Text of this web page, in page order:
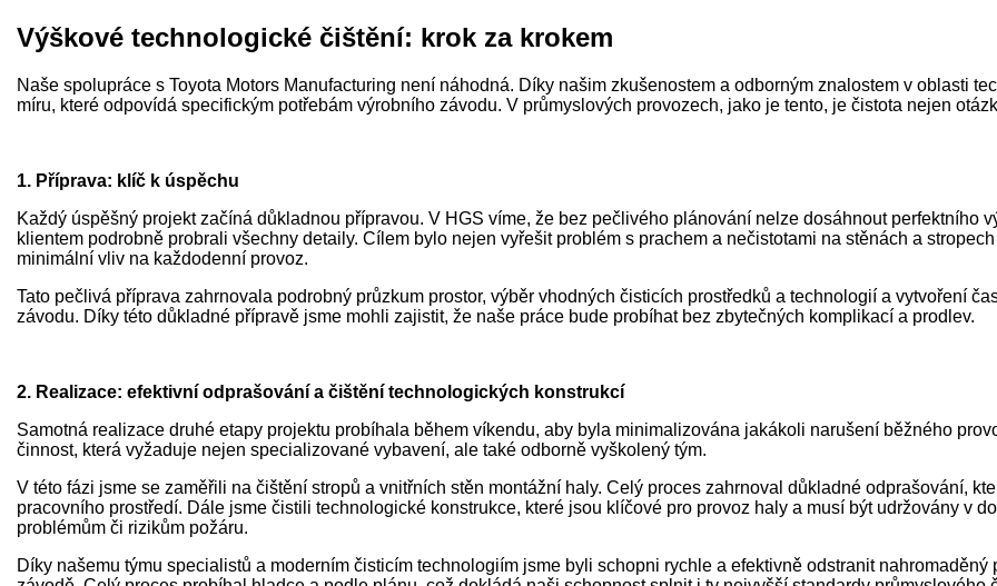
Výškové technologické čištění: krok za krokem
Naše spolupráce s Toyota Motors Manufacturing není náhodná. Díky našim zkušenostem a odborným znalostem v oblasti
míru, které odpovídá specifickým potřebám výrobního závodu. V průmyslových provozech, jako je tento, je čistota nejen
1. Příprava: klíč k úspěchu
Každý úspěšný projekt začíná důkladnou přípravou. V HGS víme, že bez pečlivého plánování nelze dosáhnout perfektního
klientem podrobně probrali všechny detaily. Cílem bylo nejen vyřešit problém s prachem a nečistotami na stěnách a
minimální vliv na každodenní provoz.
Tato pečlivá příprava zahrnovala podrobný průzkum prostor, výběr vhodných čisticích prostředků a technologií a vytvoření
závodu. Díky této důkladné přípravě jsme mohli zajistit, že naše práce bude probíhat bez zbytečných komplikací a prodlev.
2. Realizace: efektivní odprašování a čištění technologických konstrukcí
Samotná realizace druhé etapy projektu probíhala během víkendu, aby byla minimalizována jakákoli narušení běžného
činnost, která vyžaduje nejen specializované vybavení, ale také odborně vyškolený tým.
V této fázi jsme se zaměřili na čištění stropů a vnitřních stěn montážní haly. Celý proces zahrnoval důkladné odprašování,
pracovního prostředí. Dále jsme čistili technologické konstrukce, které jsou klíčové pro provoz haly a musí být udržovány v
problémům či rizikům požáru.
Díky našemu týmu specialistů a moderním čisticím technologiím jsme byli schopni rychle a efektivně odstranit